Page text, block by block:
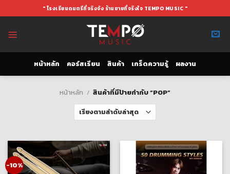
to
" โรงเรียนดนตรีที่จริงจัง ร้านขายที่จริงใจ TEMPO MUSIC "
หน้าหลัก คอร์สเรียน สินค้า เกร็ดความรู้ ผลงาน
หน้าหลัก / สินค้าที่มีป้ายกำกับ “POP”
-10%